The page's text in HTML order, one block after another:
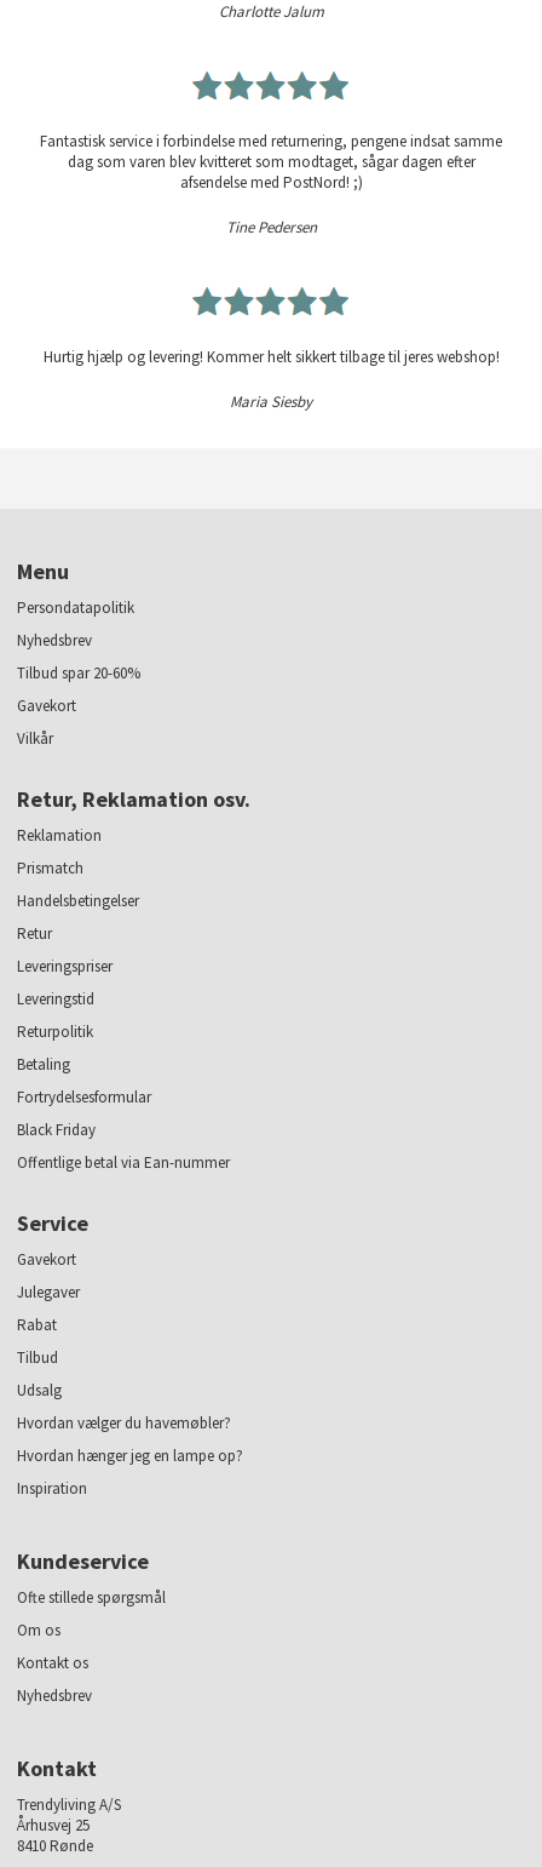
Charlotte Jalum
Fantastisk service i forbindelse med returnering, pengene indsat samme
dag som varen blev kvitteret som modtaget, sågar dagen efter
afsendelse med PostNord! ;)
Tine Pedersen
Hurtig hjælp og levering! Kommer helt sikkert tilbage til jeres webshop!
Maria Siesby
Menu
Persondatapolitik
Nyhedsbrev
Tilbud spar 20-60%
Gavekort
Vilkår
Retur, Reklamation osv.
Reklamation
Prismatch
Handelsbetingelser
Retur
Leveringspriser
Leveringstid
Returpolitik
Betaling
Fortrydelsesformular
Black Friday
Offentlige betal via Ean-nummer
Service
Gavekort
Julegaver
Rabat
Tilbud
Udsalg
Hvordan vælger du havemøbler?
Hvordan hænger jeg en lampe op?
Inspiration
Kundeservice
Ofte stillede spørgsmål
Om os
Kontakt os
Nyhedsbrev
Kontakt
Trendyliving A/S
Århusvej 25
8410 Rønde